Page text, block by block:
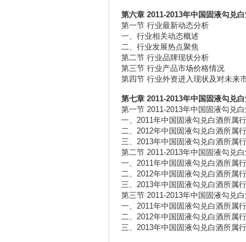
第六章 2011-2013年中国固液勾兑
第一节 行业最新动态分析
一、行业相关动态概述
二、行业发展热点聚焦
第二节 行业品牌现状分析
第三节 行业产品市场价格情况
第四节 行业外资进入现状及对未来
第七章 2011-2013年中国固液勾兑
第一节 2011-2013年中国固液勾兑
一、2011年中国固液勾兑白酒所属
二、2012年中国固液勾兑白酒所属
三、2013年中国固液勾兑白酒所属
第二节 2011-2013年中国固液勾兑
一、2011年中国固液勾兑白酒所属
二、2012年中国固液勾兑白酒所属
三、2013年中国固液勾兑白酒所属
第三节 2011-2013年中国固液勾兑
一、2011年中国固液勾兑白酒所属
二、2012年中国固液勾兑白酒所属
三、2013年中国固液勾兑白酒所属